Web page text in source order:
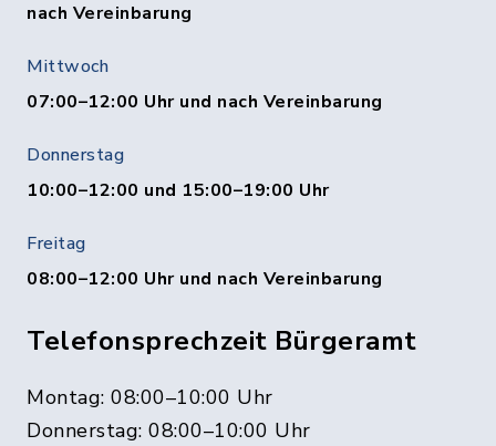
nach Vereinbarung
Mittwoch
07:00–12:00 Uhr und nach Vereinbarung
Donnerstag
10:00–12:00 und 15:00–19:00 Uhr
Freitag
08:00–12:00 Uhr und nach Vereinbarung
Telefonsprechzeit Bürgeramt
Montag: 08:00–10:00 Uhr
Donnerstag: 08:00–10:00 Uhr